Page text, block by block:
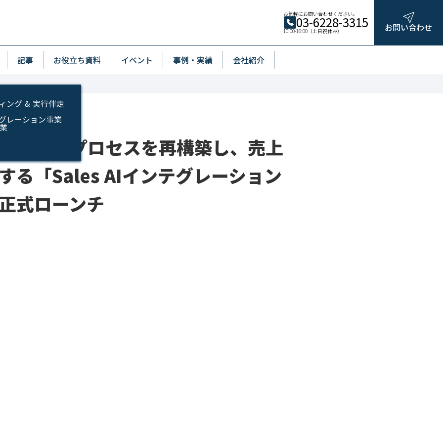
お気軽にお問い合わせください。
03-6228-3315
10:00-16:00（土日祝休み） お問い合わせ
ング & 実行伴走
レーション事業
記事 お役立ち資料 イベント 事例・実績 会社紹介
で営業プロセスを再構築し、売上
る「Sales AIインテグレーション
式ローンチ